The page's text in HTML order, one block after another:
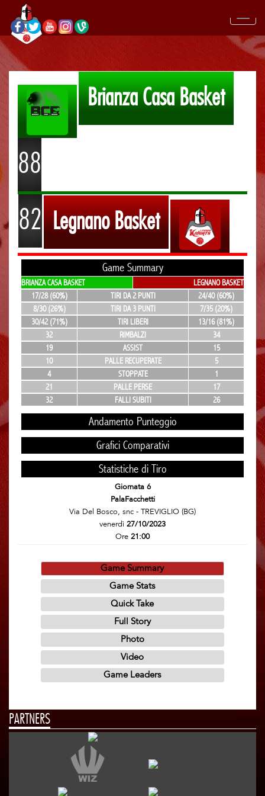
Brianza Casa Basket
88
82 Legnano Basket
Game Summary
BRIANZA CASA BASKET
LEGNANO BASKET
17/28 (60%)
TIRI DA 2 PUNTI
24/40 (60%)
8/30 (26%)
TIRI DA 3 PUNTI
7/35 (20%)
30/42 (71%)
TIRI LIBERI
13/16 (81%)
32
RIMBALZI
34
19
ASSIST
15
10
PALLE RECUPERATE
5
4
STOPPATE
1
21
PALLE PERSE
17
32
FALLI SUBITI 26
Andamento Punteggio
Grafici Comparativi
Statistiche di Tiro
Giornata 6
PalaFacchetti
Via Del Bosco, snc - TREVIGLIO (BG)
venerdì 27/10/2023
Ore 21:00
PARTNERS